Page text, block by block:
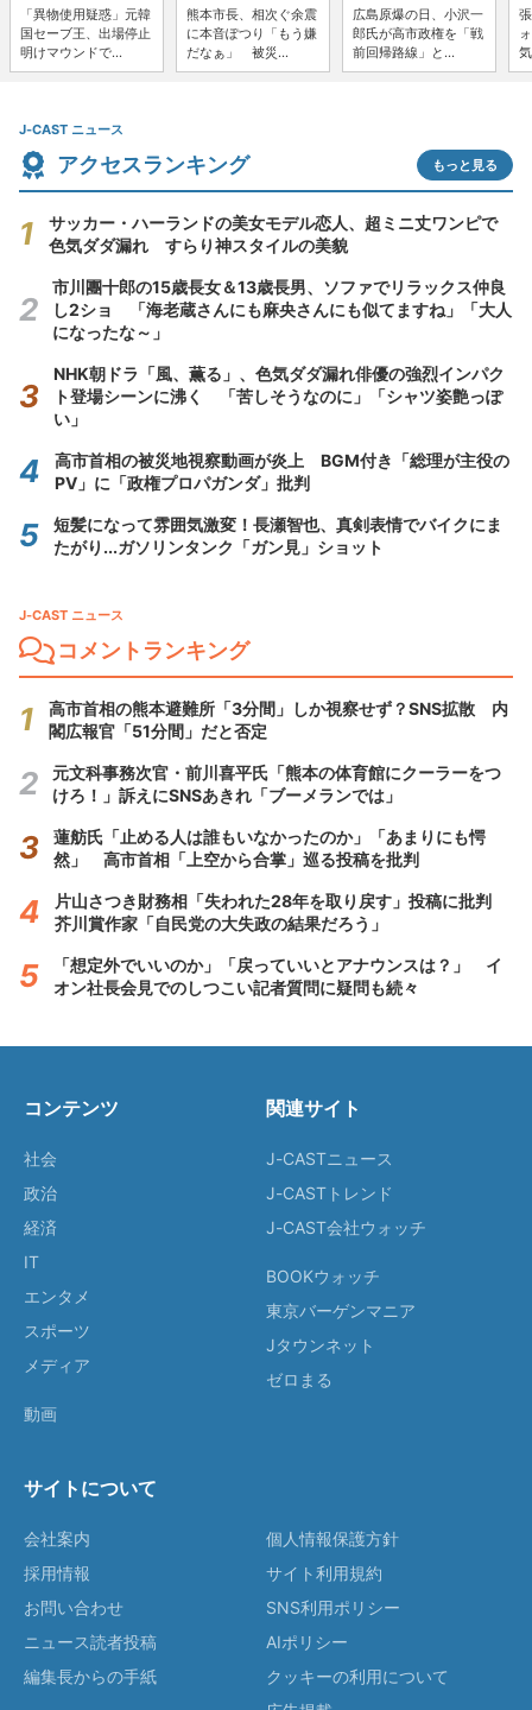
「異物使用疑惑」元韓
国セーブ王、出場停止
明けマウンドで...
熊本市長、相次ぐ余震
に本音ぽつり「もう嫌
だなぁ」 被災...
広島原爆の日、小沢一
郎氏が高市政権を「戦
前回帰路線」と...
J-CAST ニュース
アクセスランキング もっと見る
サッカー・ハーランドの美女モデル恋人、超ミニ丈ワンピで
色気ダダ漏れ すらり神スタイルの美貌
市川團十郎の15歳長女＆13歳長男、ソファでリラックス仲良
し2ショ 「海老蔵さんにも麻央さんにも似てますね」「大人
になったな～」
NHK朝ドラ「風、薫る」、色気ダダ漏れ俳優の強烈インパク
ト登場シーンに沸く 「苦しそうなのに」「シャツ姿艶っぽ
い」
高市首相の被災地視察動画が炎上 BGM付き「総理が主役の
PV」に「政権プロパガンダ」批判
短髪になって雰囲気激変！長瀬智也、真剣表情でバイクにま
たがり...ガソリンタンク「ガン見」ショット
J-CAST ニュース
コメントランキング
高市首相の熊本避難所「3分間」しか視察せず？SNS拡散 内
閣広報官「51分間」だと否定
元文科事務次官・前川喜平氏「熊本の体育館にクーラーをつ
けろ！」訴えにSNSあきれ「ブーメランでは」
蓮舫氏「止める人は誰もいなかったのか」「あまりにも愕
然」 高市首相「上空から合掌」巡る投稿を批判
片山さつき財務相「失われた28年を取り戻す」投稿に批判
芥川賞作家「自民党の大失政の結果だろう」
「想定外でいいのか」「戻っていいとアナウンスは？」 イ
オン社長会見でのしつこい記者質問に疑問も続々
コンテンツ
社会
政治
経済
IT
エンタメ
スポーツ
メディア
動画
関連サイト
J-CASTニュース
J-CASTトレンド
J-CAST会社ウォッチ
BOOKウォッチ
東京バーゲンマニア
Jタウンネット
ゼロまる
サイトについて
会社案内
採用情報
お問い合わせ
ニュース読者投稿
編集長からの手紙
個人情報保護方針
サイト利用規約
SNS利用ポリシー
AIポリシー
クッキーの利用について